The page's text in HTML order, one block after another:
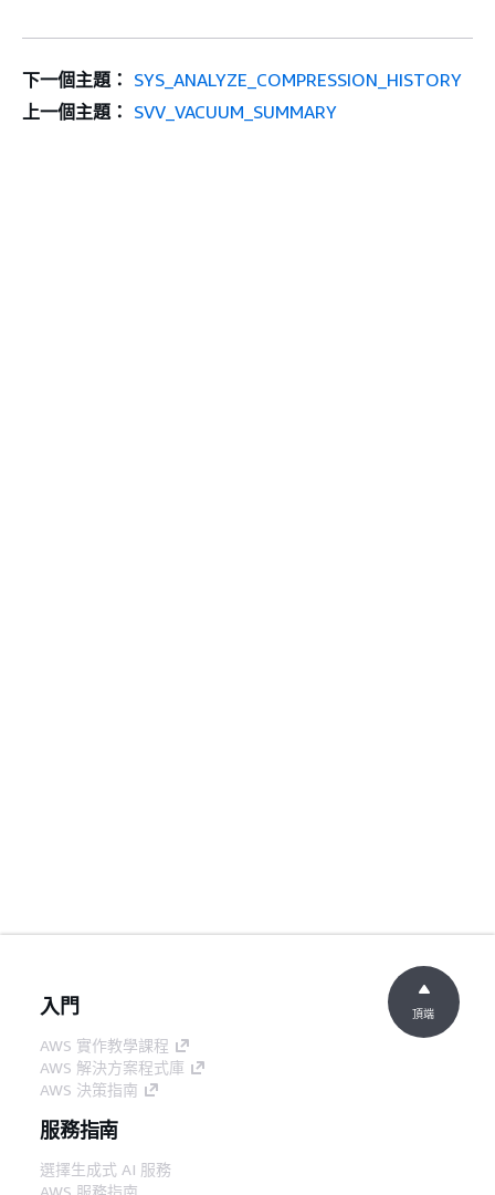
下一個主題： SYS_ANALYZE_COMPRESSION_HISTORY
上一個主題： SVV_VACUUM_SUMMARY
入門
AWS 實作教學課程
AWS 解決方案程式庫
AWS 決策指南
服務指南
選擇生成式 AI 服務
AWS 服務指南
頂端